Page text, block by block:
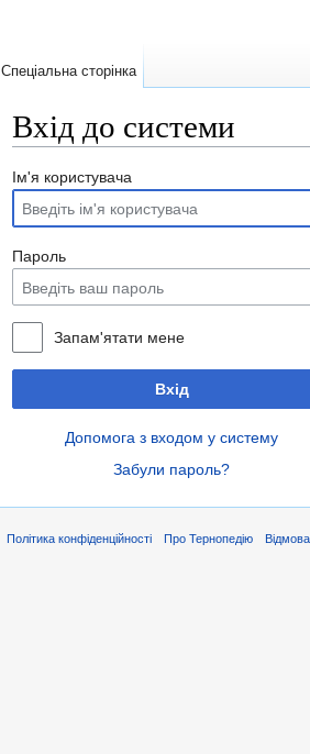
Вхід до системи
Ім'я користувача
Пароль
Запам'ятати мене
Вхід
Допомога з входом у систему
Забули пароль?
Спеціальна сторінка
Політика конфіденційності Про Тернопедію Відмова